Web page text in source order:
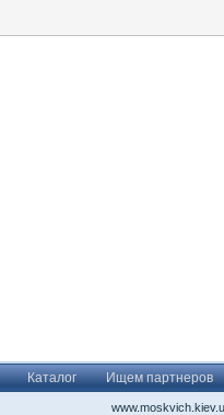
Каталог Ищем партнеров